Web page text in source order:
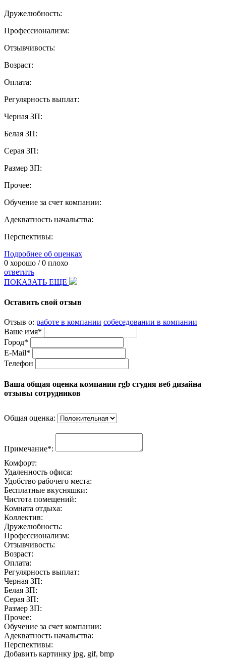
Дружелюбность:
Профессионализм:
Отзывчивость:
Возраст:
Оплата:
Регулярность выплат:
Черная ЗП:
Белая ЗП:
Серая ЗП:
Размер ЗП:
Прочее:
Обучение за счет компании:
Адекватность начальства:
Перспективы:
Подробнее об оценках
0 хорошо /0 плохо
ответить
ПОКАЗАТЬ ЕЩЕ
Оставить свой отзыв
Отзыв о: работе в компании собеседовании в компании
Ваше имя*
Город*
E-Mail*
Телефон
Ваша общая оценка компании rgb студия веб дизайна
отзывы сотрудников
Общая оценка:
Примечание*:
Комфорт:
Удаленность офиса:
Удобство рабочего места:
Бесплатные вкусняшки:
Чистота помещений:
Комната отдыха:
Коллектив:
Дружелюбность:
Профессионализм:
Отзывчивость:
Возраст:
Оплата:
Регулярность выплат:
Черная ЗП:
Белая ЗП:
Серая ЗП:
Размер ЗП:
Прочее:
Обучение за счет компании:
Адекватность начальства:
Перспективы:
Добавить картинку jpg, gif, bmp